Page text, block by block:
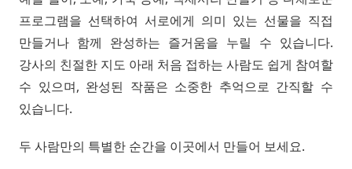
프로그램을 선택하여 서로에게 의미 있는 선물을 직접
만들거나 함께 완성하는 즐거움을 누릴 수 있습니다.
강사의 친절한 지도 아래 처음 접하는 사람도 쉽게 참여할
수 있으며, 완성된 작품은 소중한 추억으로 간직할 수
있습니다.
두 사람만의 특별한 순간을 이곳에서 만들어 보세요.